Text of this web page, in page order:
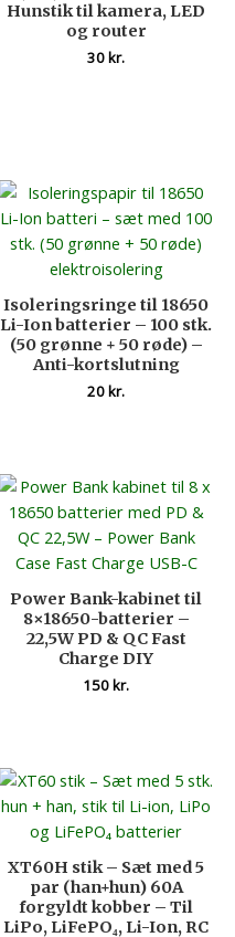
Hunstik til kamera, LED
og router
30kr.
Isoleringsringe til 18650
Li-Ion batterier – 100 stk.
(50 grønne + 50 røde) –
Anti-kortslutning
20kr.
Power Bank-kabinet til
8×18650-batterier –
22,5W PD & QC Fast
Charge DIY
150kr.
XT60H stik – Sæt med 5
par (han+hun) 60A
forgyldt kobber – Til
LiPo, LiFePO₄, Li-Ion, RC